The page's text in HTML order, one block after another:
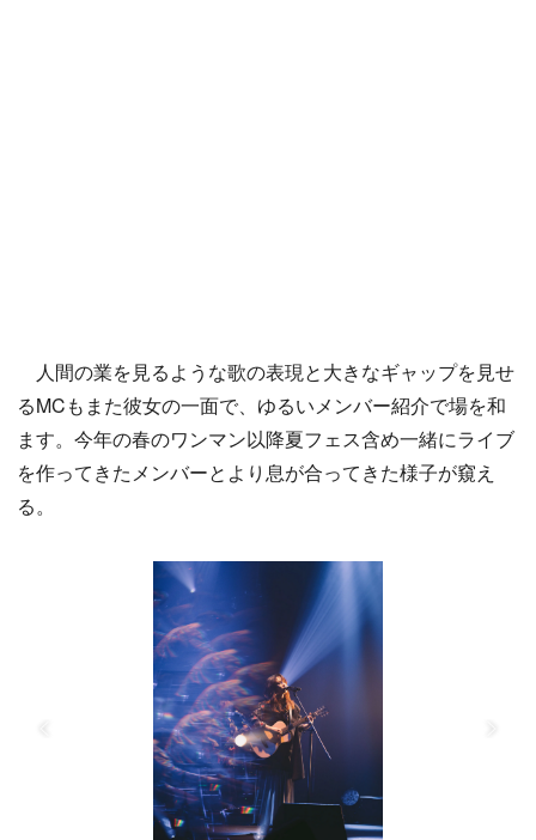
人間の業を見るような歌の表現と大きなギャップを見せ
るMCもまた彼女の一面で、ゆるいメンバー紹介で場を和
ます。今年の春のワンマン以降夏フェス含め一緒にライブ
を作ってきたメンバーとより息が合ってきた様子が窺え
る。